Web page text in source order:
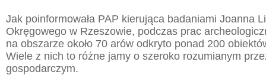
Jak poinformowała PAP kierująca badaniami Joanna
Okręgowego w Rzeszowie, podczas prac
na obszarze około 70 arów odkryto ponad 200
Wiele z nich to różne jamy o szeroko rozumianym
gospodarczym.